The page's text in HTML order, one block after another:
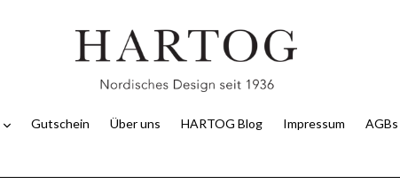
Gutschein Über uns HARTOG Blog Impressum AGBs